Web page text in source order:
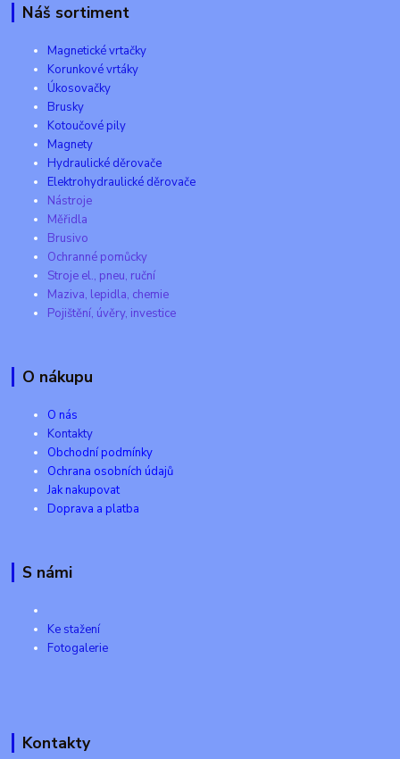
Náš sortiment
Magnetické vrtačky
Korunkové vrtáky
Úkosovačky
Brusky
Kotoučové pily
Magnety
Hydraulické děrovače
Elektrohydraulické děrovače
Nástroje
Měřidla
Brusivo
Ochranné pomůcky
Stroje el., pneu, ruční
Maziva, lepidla, chemie
Pojištění, úvěry, investice
O nákupu
O nás
Kontakty
Obchodní podmínky
Ochrana osobních údajů
Jak nakupovat
Doprava a platba
S námi
Ke stažení
Fotogalerie
Kontakty